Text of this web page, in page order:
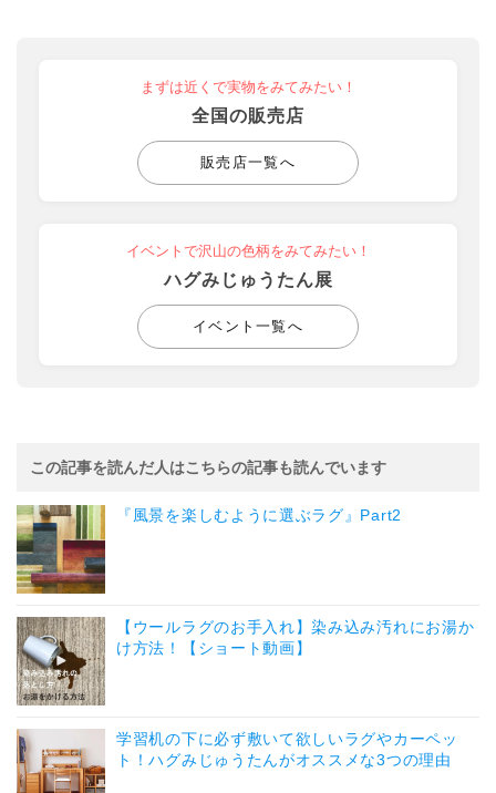
まずは近くで実物をみてみたい！
全国の販売店
販売店一覧へ
イベントで沢山の色柄をみてみたい！
ハグみじゅうたん展
イベント一覧へ
この記事を読んだ人はこちらの記事も読んでいます
『風景を楽しむように選ぶラグ』Part2
【ウールラグのお手入れ】染み込み汚れにお湯か
け方法！【ショート動画】
学習机の下に必ず敷いて欲しいラグやカーペッ
ト！ハグみじゅうたんがオススメな3つの理由